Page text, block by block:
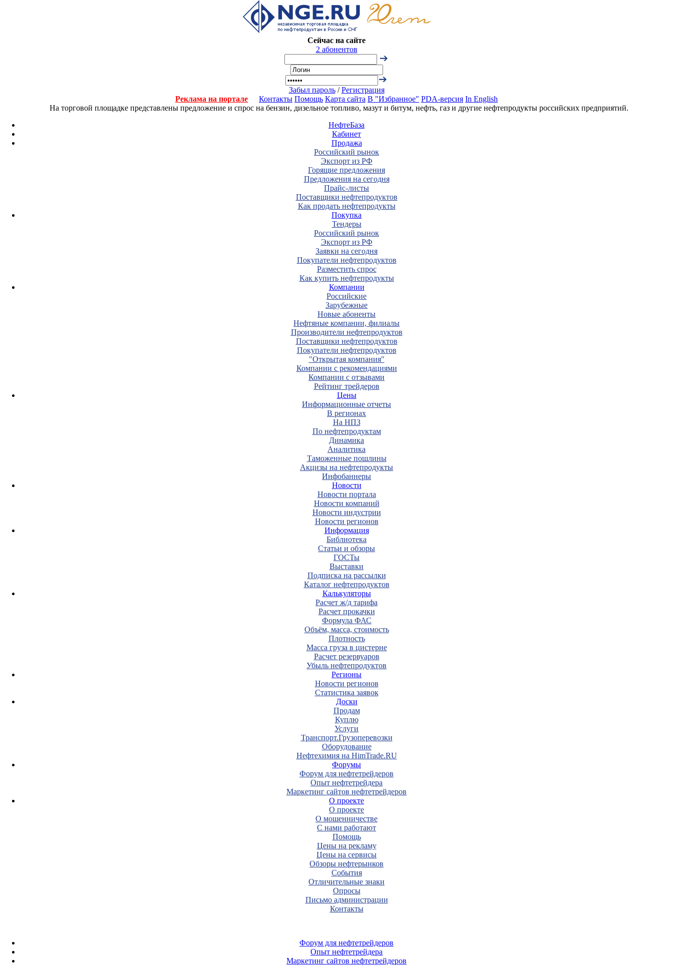
Сейчас на сайте
2 абонентов
Забыл пароль/Регистрация
Реклама на портале
Контакты Помощь Карта сайта В "Избранное" PDA-версия In English
На торговой площадке представлены предложение и спрос на бензин, дизельное топливо, мазут и битум, нефть, газ и другие нефтепродукты российских предприятий.
НефтеБаза
Кабинет
Продажа
Российский рынок
Экспорт из РФ
Горящие предложения
Предложения на сегодня
Прайс-листы
Поставщики нефтепродуктов
Как продать нефтепродукты
Покупка
Тендеры
Российский рынок
Экспорт из РФ
Заявки на сегодня
Покупатели нефтепродуктов
Разместить спрос
Как купить нефтепродукты
Компании
Российские
Зарубежные
Новые абоненты
Нефтяные компании, филиалы
Производители нефтепродуктов
Поставщики нефтепродуктов
Покупатели нефтепродуктов
"Открытая компания"
Компании с рекомендациями
Компании с отзывами
Рейтинг трейдеров
Цены
Информационные отчеты
В регионах
На НПЗ
По нефтепродуктам
Динамика
Аналитика
Таможенные пошлины
Акцизы на нефтепродукты
Инфобаннеры
Новости
Новости портала
Новости компаний
Новости индустрии
Новости регионов
Информация
Библиотека
Статьи и обзоры
ГОСТы
Выставки
Подписка на рассылки
Каталог нефтепродуктов
Калькуляторы
Расчет ж/д тарифа
Расчет прокачки
Формула ФАС
Объём, масса, стоимость
Плотность
Масса груза в цистерне
Расчет резервуаров
Убыль нефтепродуктов
Регионы
Новости регионов
Статистика заявок
Доски
Продам
Куплю
Услуги
Транспорт.Грузоперевозки
Оборудование
Нефтехимия на HimTrade.RU
Форумы
Форум для нефтетрейдеров
Опыт нефтетрейдера
Маркетинг сайтов нефтетрейдеров
О проекте
О проекте
О мошенничестве
С нами работают
Помощь
Цены на рекламу
Цены на сервисы
Обзоры нефтерынков
События
Отличительные знаки
Опросы
Письмо администрации
Контакты
Форум для нефтетрейдеров
Опыт нефтетрейдера
Маркетинг сайтов нефтетрейдеров